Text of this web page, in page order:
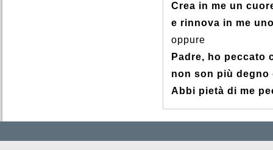
Crea in me un
e rinnova in me
oppure
Padre, ho peccato
non son più
Abbi pietà di me